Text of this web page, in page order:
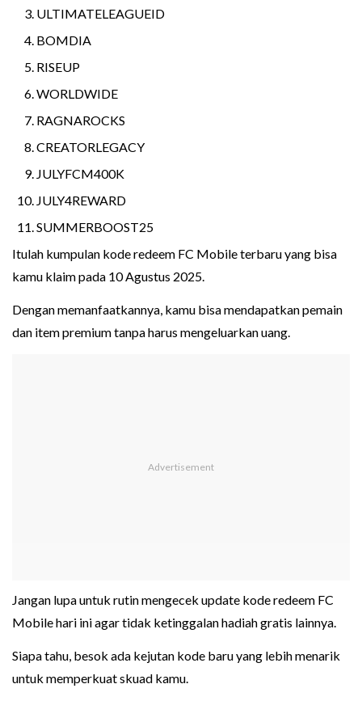
ULTIMATELEAGUEID
BOMDIA
RISEUP
WORLDWIDE
RAGNAROCKS
CREATORLEGACY
JULYFCM400K
JULY4REWARD
SUMMERBOOST25
Itulah kumpulan kode redeem FC Mobile terbaru yang bisa
kamu klaim pada 10 Agustus 2025.
Dengan memanfaatkannya, kamu bisa mendapatkan pemain
dan item premium tanpa harus mengeluarkan uang.
Jangan lupa untuk rutin mengecek update kode redeem FC
Mobile hari ini agar tidak ketinggalan hadiah gratis lainnya.
Siapa tahu, besok ada kejutan kode baru yang lebih menarik
untuk memperkuat skuad kamu.